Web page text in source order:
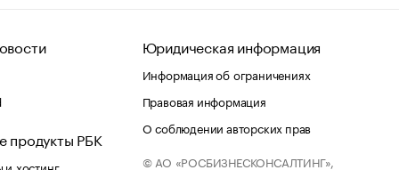
продукты РБК
хостинг
Юридическая информация
Информация об ограничениях
Правовая информация
О соблюдении авторских прав
© АО «РОСБИЗНЕСКОНСАЛТИНГ»,